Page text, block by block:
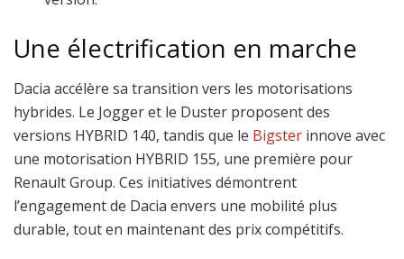
Une électrification en marche
Dacia accélère sa transition vers les motorisations
hybrides. Le Jogger et le Duster proposent des
versions HYBRID 140, tandis que le Bigster innove avec
une motorisation HYBRID 155, une première pour
Renault Group. Ces initiatives démontrent
l’engagement de Dacia envers une mobilité plus
durable, tout en maintenant des prix compétitifs.